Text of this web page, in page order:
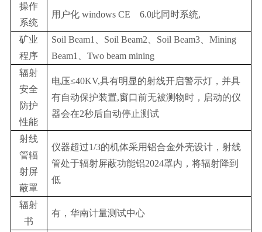
操作
系统
用户化 windows CE 6.0此同时系统,
矿业
程序
Soil Beam1、Soil Beam2、Soil Beam3、Mining
Beam1、Two beam mining
辐射
安全
防护
性能
电压≤40KV,具有明显的射线开启警示灯，并具
有自动保护装置,窗口前无被测物时，启动的仪
器会在2秒后自动停止测试
射线
管辐
射屏
蔽罩
仪器超过1/3的机体采用铝合金外壳设计，射线
管处于辐射屏蔽功能铝2024罩内，将辐射降到
低
辐射
书
有，华南计量测试中心